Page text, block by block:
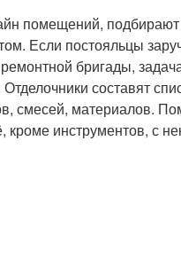
помещений,
Если постояльцы
бригады,
Отделочники составят
смесей, материалов.
кроме инструментов, с